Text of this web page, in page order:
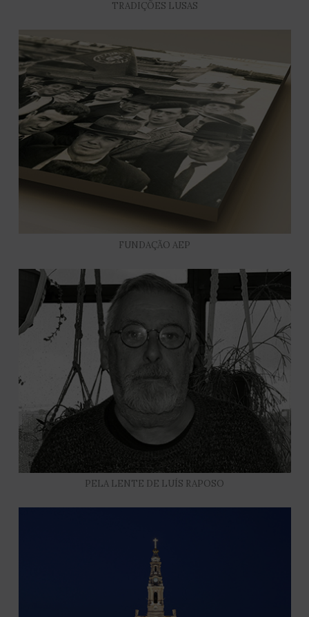
TRADIÇÕES LUSAS
FUNDAÇÃO AEP
PELA LENTE DE LUÍS RAPOSO